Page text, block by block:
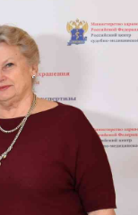
конференция с
подход»